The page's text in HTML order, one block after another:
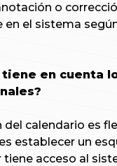
o
en el sistema
en cuenta
del calendario es
establecer un
acceso al